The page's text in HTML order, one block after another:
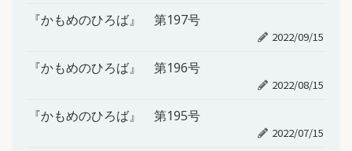
『かもめのひろば』 第197号
2022/09/15
『かもめのひろば』 第196号
2022/08/15
『かもめのひろば』 第195号
2022/07/15